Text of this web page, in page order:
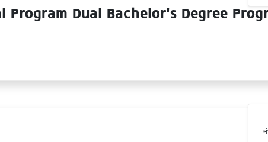
Program Dual Bachelor’s Degree
คโนโลยีวัสดุอัจฉริยะ) และวิศวกรรมศาสตรบัณฑิต (หุ่นยนต์และวิศวกรร